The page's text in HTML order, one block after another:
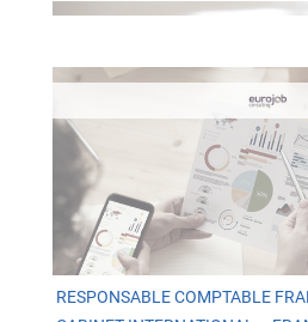
RESPONSABLE COMPTABLE